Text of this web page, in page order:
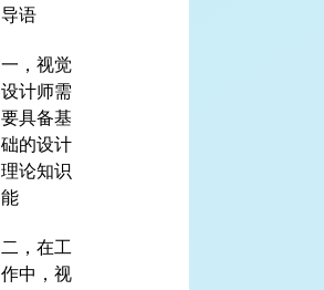
导语
一，视觉
设计师需
要具备基
础的设计
理论知识
能
二，在工
作中，视